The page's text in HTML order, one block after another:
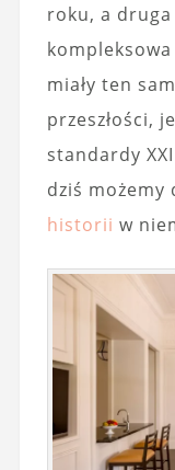
roku, a druga
miały ten
przeszłości,
standardy
dziś możemy
historii w